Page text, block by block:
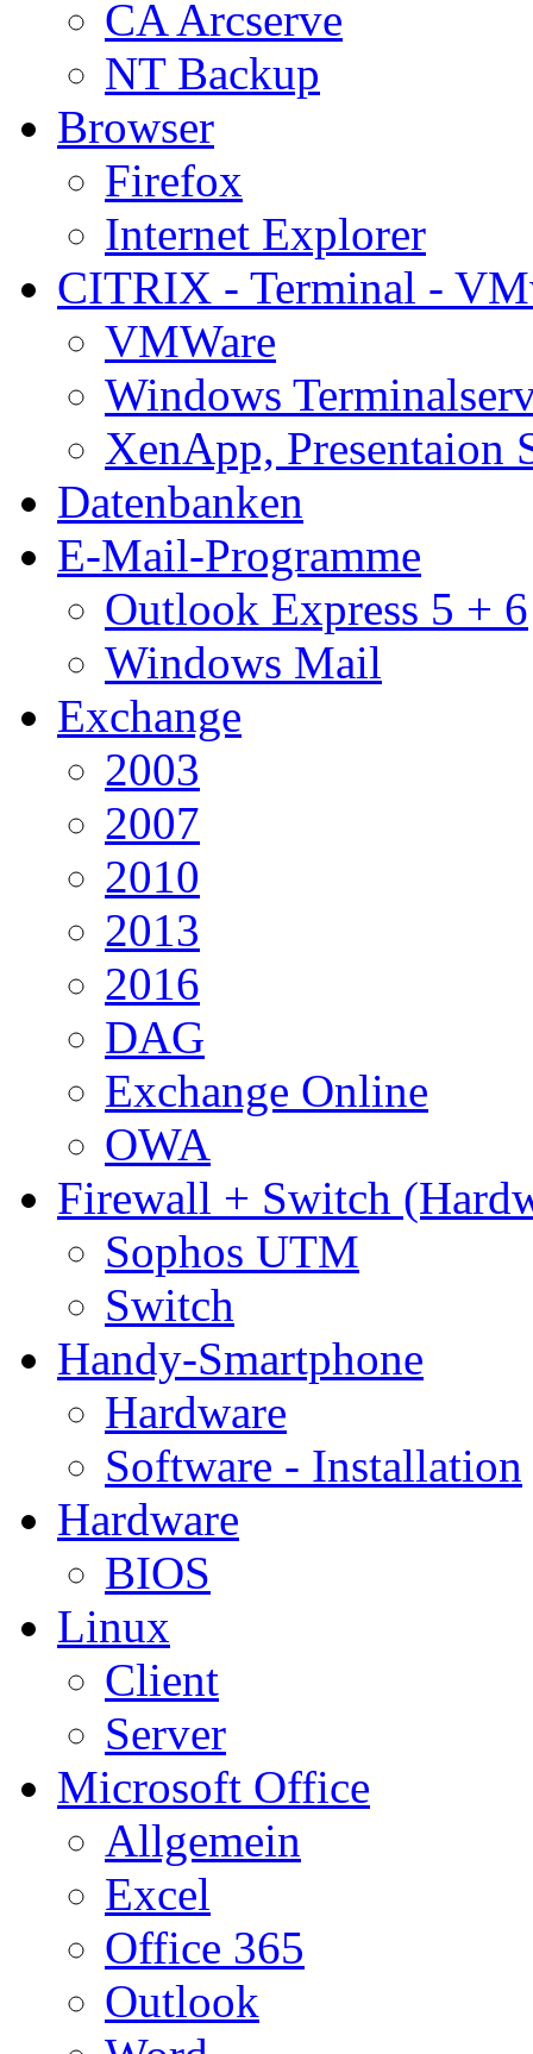
CA Arcserve
NT Backup
Browser
Firefox
Internet Explorer
CITRIX - Terminal -
VMWare
Windows
XenApp, Presentaion
Datenbanken
E-Mail-Programme
Outlook Express 5 + 6
Windows Mail
Exchange
2003
2007
2010
2013
2016
DAG
Exchange Online
OWA
Firewall + Switch
Sophos UTM
Switch
Handy-Smartphone
Hardware
Software - Installation
Hardware
BIOS
Linux
Client
Server
Microsoft Office
Allgemein
Excel
Office 365
Outlook